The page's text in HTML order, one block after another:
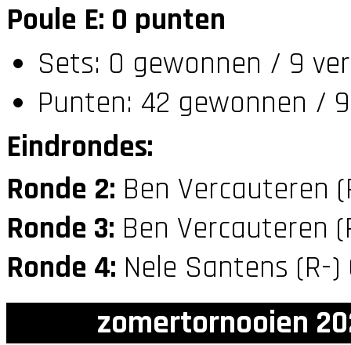
Poule E: 0 punten
Sets: 0 gewonnen / 9
Punten: 42 gewonnen /
Eindrondes:
Ronde 2: Ben Vercauteren
Ronde 3: Ben Vercauteren
Ronde 4: Nele Santens (R-)
zomertornooien